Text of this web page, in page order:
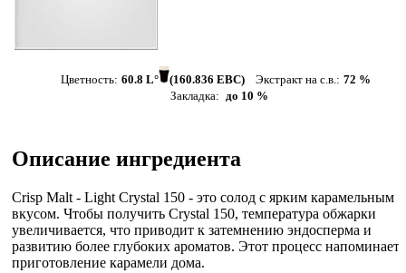
Цветность: 60.8 L° (160.836 EBC) Экстракт на с.в.: 72 %
Закладка: до 10 %
Описание ингредиента
Crisp Malt - Light Crystal 150 - это солод с ярким карамельным
вкусом. Чтобы получить Crystal 150, температура обжарки
увеличивается, что приводит к затемнению эндосперма и
развитию более глубоких ароматов. Этот процесс напоминает
приготовление карамели дома.